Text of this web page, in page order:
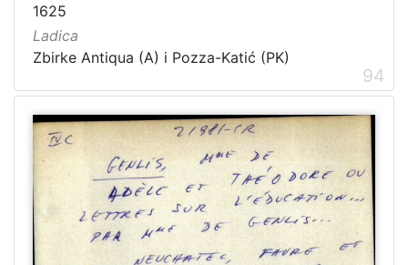
1625
Ladica
Zbirke Antiqua (A) i Pozza-Katić (PK)
94